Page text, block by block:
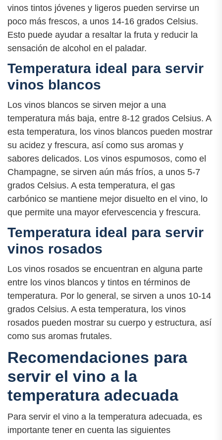
vinos tintos jóvenes y ligeros pueden servirse un
poco más frescos, a unos 14-16 grados Celsius.
Esto puede ayudar a resaltar la fruta y reducir la
sensación de alcohol en el paladar.
Temperatura ideal para servir
vinos blancos
Los vinos blancos se sirven mejor a una
temperatura más baja, entre 8-12 grados Celsius. A
esta temperatura, los vinos blancos pueden mostrar
su acidez y frescura, así como sus aromas y
sabores delicados. Los vinos espumosos, como el
Champagne, se sirven aún más fríos, a unos 5-7
grados Celsius. A esta temperatura, el gas
carbónico se mantiene mejor disuelto en el vino, lo
que permite una mayor efervescencia y frescura.
Temperatura ideal para servir
vinos rosados
Los vinos rosados se encuentran en alguna parte
entre los vinos blancos y tintos en términos de
temperatura. Por lo general, se sirven a unos 10-14
grados Celsius. A esta temperatura, los vinos
rosados pueden mostrar su cuerpo y estructura, así
como sus aromas frutales.
Recomendaciones para
servir el vino a la
temperatura adecuada
Para servir el vino a la temperatura adecuada, es
importante tener en cuenta las siguientes